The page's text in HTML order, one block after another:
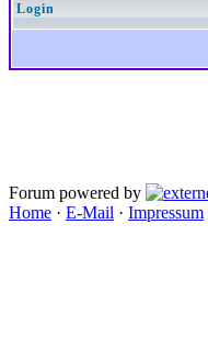
Login
Forum powered by
Home · E-Mail · Impressum